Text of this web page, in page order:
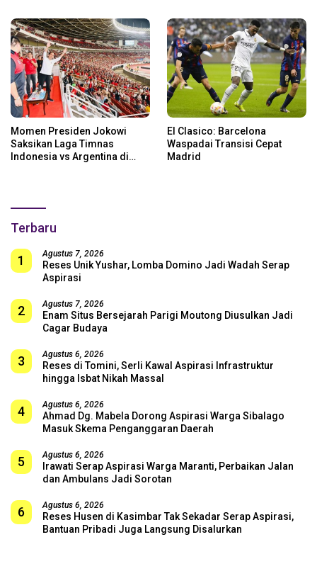
Momen Presiden Jokowi
Saksikan Laga Timnas
Indonesia vs Argentina di
El Clasico: Barcelona
Waspadai Transisi Cepat
Madrid
Terbaru
1 Agustus 7, 2026
Reses Unik Yushar, Lomba Domino Jadi Wadah Serap
Aspirasi
2 Agustus 7, 2026
Enam Situs Bersejarah Parigi Moutong Diusulkan Jadi
Cagar Budaya
3 Agustus 6, 2026
Reses di Tomini, Serli Kawal Aspirasi Infrastruktur
hingga Isbat Nikah Massal
4 Agustus 6, 2026
Ahmad Dg. Mabela Dorong Aspirasi Warga Sibalago
Masuk Skema Penganggaran Daerah
5 Agustus 6, 2026
Irawati Serap Aspirasi Warga Maranti, Perbaikan Jalan
dan Ambulans Jadi Sorotan
6 Agustus 6, 2026
Reses Husen di Kasimbar Tak Sekadar Serap Aspirasi,
Bantuan Pribadi Juga Langsung Disalurkan